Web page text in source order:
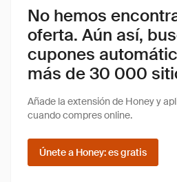
No hemos
oferta. Aún así,
cupones
más de 30 000
Añade la extensión de Honey y
cuando compres online.
Únete a Honey: es gratis